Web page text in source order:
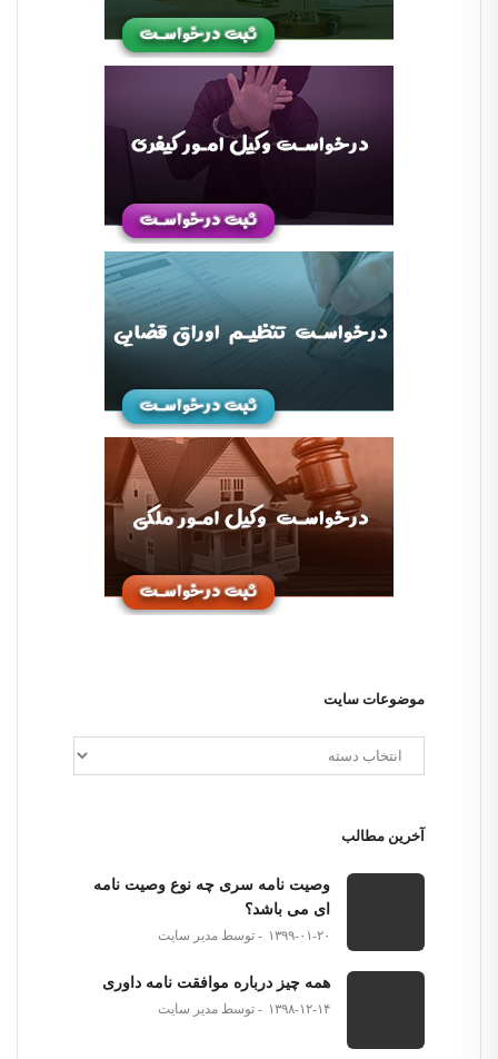
موضوعات سایت
آخرین مطالب
وصیت نامه سری چه نوع وصیت نامه
ای می باشد؟
۱۳۹۹-۰۱-۲۰ توسط مدیر سایت
همه چیز درباره موافقت نامه داوری
۱۳۹۸-۱۲-۱۴ توسط مدیر سایت